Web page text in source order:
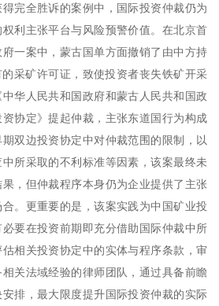
完全胜诉的案例中，国际投资仲裁仍为
利主张平台与风险预警价值。在北京首
一案中，蒙古国单方面撤销了由中方持
采矿许可证，致使投资者丧失铁矿开采
华人民共和国政府和蒙古人民共和国政
协定》提起仲裁，主张东道国行为构成
双边投资协定中对仲裁范围的限制，以
所采取的不利标准等因素，该案最终未
，但仲裁程序本身仍为企业提供了主张
。更重要的是，该案实践为中国矿业投
要在投资前期即充分借助国际仲裁中所
相关投资协定中的实体与程序条款，审
关法域经验的律师团队，通过具备前瞻
排，最大限度提升国际投资仲裁的实际